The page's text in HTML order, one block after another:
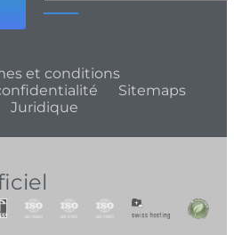
et conditions
Sitemaps
Juridique